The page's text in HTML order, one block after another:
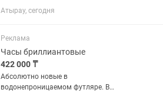
виде дорого подарка очень хорошо
подходить состояние всего телефона
бумажки и пленки от...
Атырау, сегодня
Реклама
Часы бриллиантовые
422 000 ₸
Абсолютно новые в
водонепроницаемом футляре. В